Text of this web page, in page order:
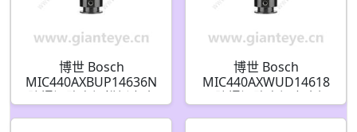
博世 Bosch
MIC440AXBUP14636N
防爆闭路电视模拟安全
博世 Bosch
MIC440AXWUD14618
N 防爆闭路电视安全摄